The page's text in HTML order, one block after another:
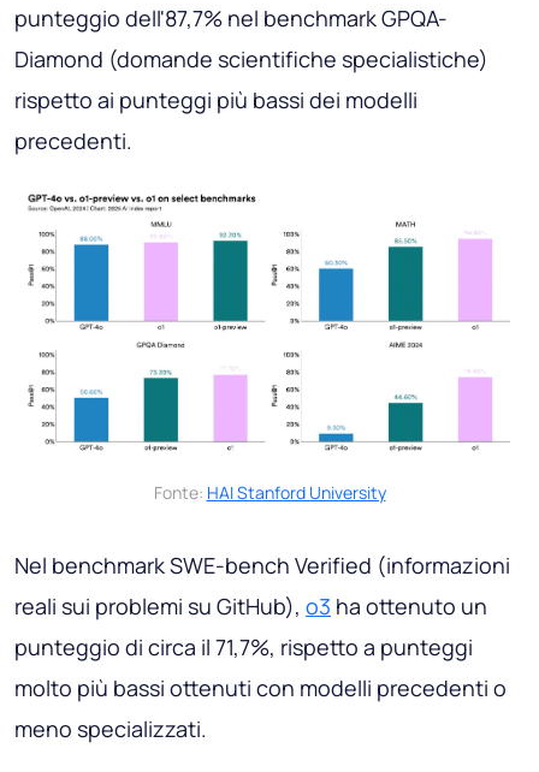
punteggio dell'87,7% nel benchmark GPQA-
Diamond (domande scientifiche specialistiche)
rispetto ai punteggi più bassi dei modelli
precedenti.
Fonte: HAI Stanford University
Nel benchmark SWE-bench Verified (informazioni
reali sui problemi su GitHub), o3 ha ottenuto un
punteggio di circa il 71,7%, rispetto a punteggi
molto più bassi ottenuti con modelli precedenti o
meno specializzati.